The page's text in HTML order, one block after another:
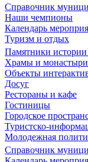
Справочник
Наши чемпионы
Календарь
Туризм и отдых
Памятники истории
Храмы и монастыри
Объекты
Досуг
Рестораны и кафе
Гостиницы
Городское
Туристско-
Молодежная
Справочник